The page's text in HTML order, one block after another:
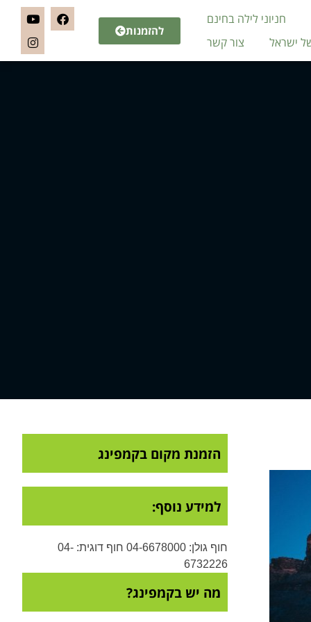
חניוני לילה בחינם
ישראל
צור קשר
להזמנות
הזמנת מקום בקמפינג
למידע נוסף:
חוף גולן: 04-6678000 חוף דוגית: 04-
6732226
מה יש בקמפינג?